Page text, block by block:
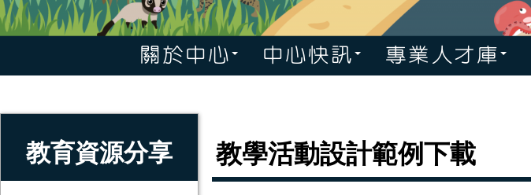
:::
關於中心 中心快訊 專業人才庫
教育資源分享 教學活動設計範例下載